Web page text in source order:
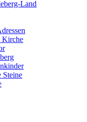
Land
Kirche
Steine